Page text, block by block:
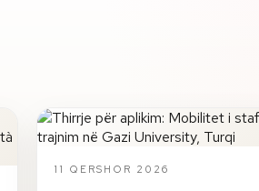
11 QERSHOR 2026